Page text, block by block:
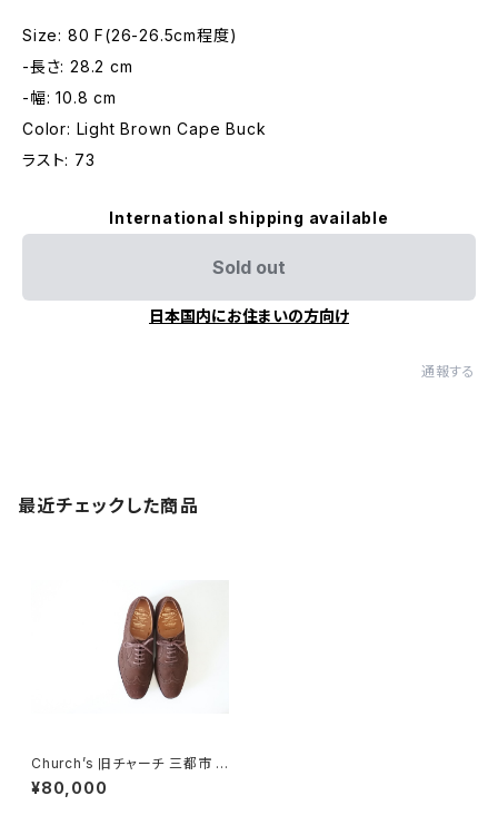
Size: 80 F(26-26.5cm程度)
-長さ: 28.2 cm
-幅: 10.8 cm
Color: Light Brown Cape Buck
ラスト: 73
International shipping available
Sold out
日本国内にお住まいの方向け
通報する
最近チェックした商品
Church’s 旧チャーチ 三都市 B
uck 80F
¥80,000